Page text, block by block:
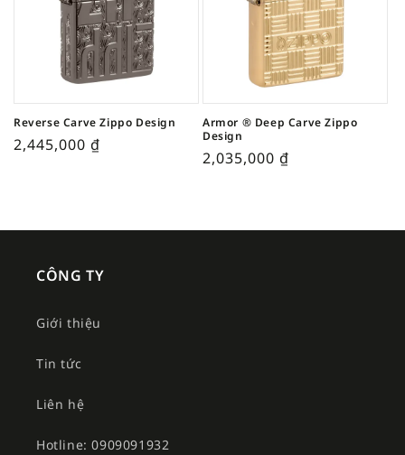
Reverse Carve Zippo Design
2,445,000 ₫
Armor ® Deep Carve Zippo
Design
2,035,000 ₫
CÔNG TY
Giới thiệu
Tin tức
Liên hệ
Hotline: 0909091932